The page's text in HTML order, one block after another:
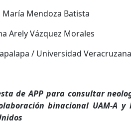
María Mendoza Batista
Arely Vázquez Morales
/ Universidad Veracruzana
de APP para consultar
binacional UAM-A y